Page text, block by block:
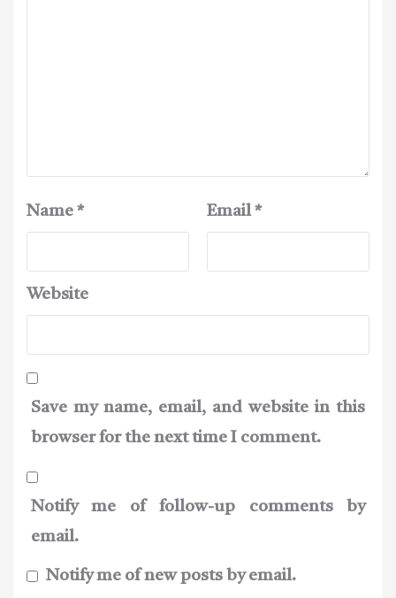
Name * Email*
Website
Save my name, email, and website in this
browser for the next time I comment.
Notify me of follow-up comments by
email.
Notify me of new posts by email.